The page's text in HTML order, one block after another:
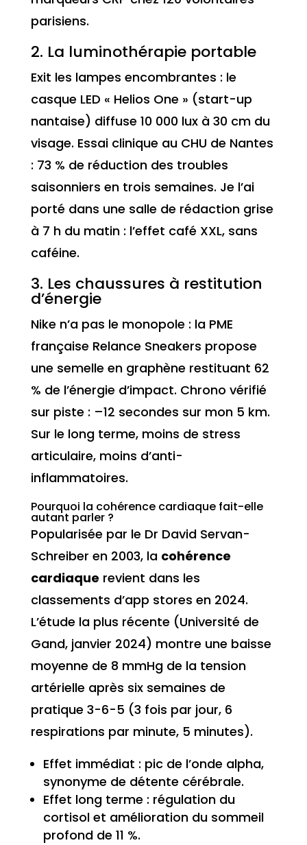
parisiens.
2. La luminothérapie portable
Exit les lampes encombrantes : le
casque LED « Helios One » (start-up
nantaise) diffuse 10 000 lux à 30 cm du
visage. Essai clinique au CHU de Nantes
: 73 % de réduction des troubles
saisonniers en trois semaines. Je l’ai
porté dans une salle de rédaction grise
à 7 h du matin : l’effet café XXL, sans
caféine.
3. Les chaussures à restitution
d’énergie
Nike n’a pas le monopole : la PME
française Relance Sneakers propose
une semelle en graphène restituant 62
% de l’énergie d’impact. Chrono vérifié
sur piste : –12 secondes sur mon 5 km.
Sur le long terme, moins de stress
articulaire, moins d’anti-
inflammatoires.
Pourquoi la cohérence cardiaque fait-elle
autant parler ?
Popularisée par le Dr David Servan-
Schreiber en 2003, la cohérence
cardiaque revient dans les
classements d’app stores en 2024.
L’étude la plus récente (Université de
Gand, janvier 2024) montre une baisse
moyenne de 8 mmHg de la tension
artérielle après six semaines de
pratique 3-6-5 (3 fois par jour, 6
respirations par minute, 5 minutes).
Effet immédiat : pic de l’onde alpha,
synonyme de détente cérébrale.
Effet long terme : régulation du
cortisol et amélioration du sommeil
profond de 11 %.